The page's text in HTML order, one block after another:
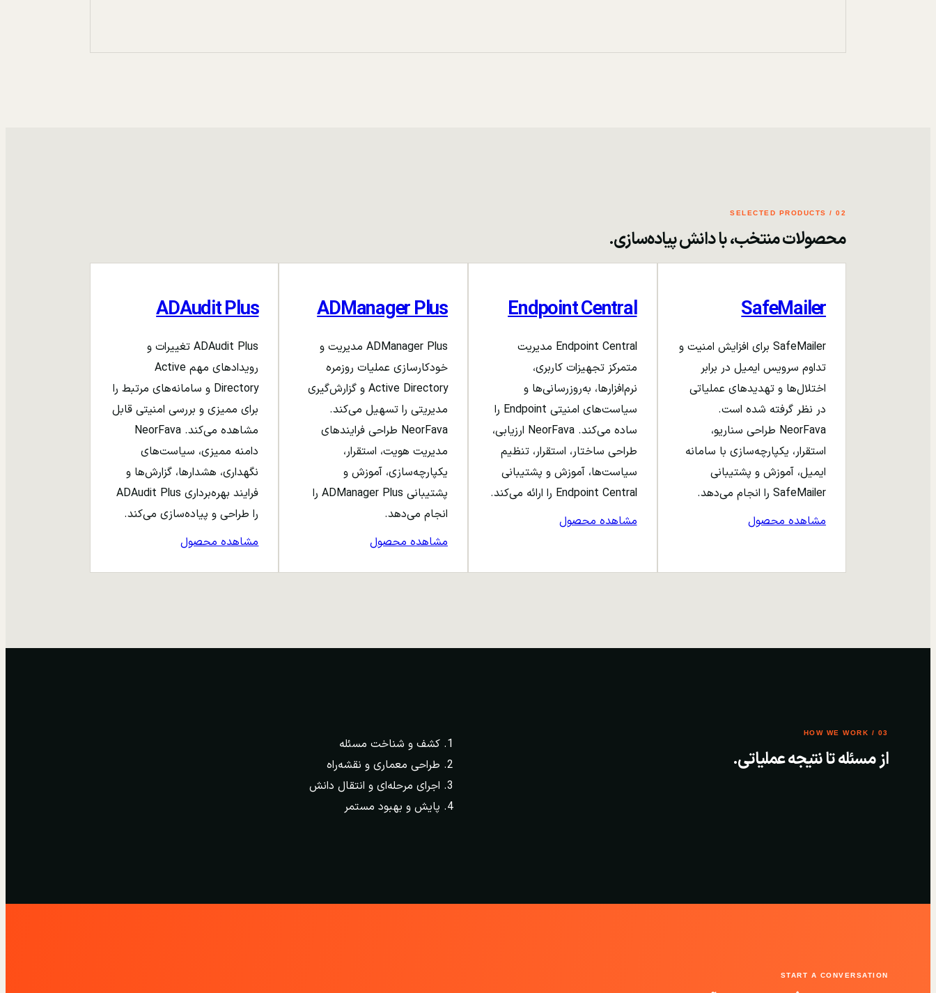
02 / SELECTED PRODUCTS
محصولات منتخب، با دانش پیاده‌سازی.
SafeMailer
SafeMailer برای افزایش امنیت و
تداوم سرویس ایمیل در برابر
اختلال‌ها و تهدیدهای عملیاتی
در نظر گرفته شده است.
NeorFava طراحی سناریو،
استقرار، یکپارچه‌سازی با سامانه
ایمیل، آموزش و پشتیبانی
SafeMailer را انجام می‌دهد.
مشاهده محصول
Endpoint Central
Endpoint Central مدیریت
متمرکز تجهیزات کاربری،
نرم‌افزارها، به‌روزرسانی‌ها و
سیاست‌های امنیتی Endpoint را
ساده می‌کند. NeorFava ارزیابی،
طراحی ساختار، استقرار، تنظیم
سیاست‌ها، آموزش و پشتیبانی
Endpoint Central را ارائه می‌کند.
مشاهده محصول
ADManager Plus
ADManager Plus مدیریت و
خودکارسازی عملیات روزمره
Active Directory و گزارش‌گیری
مدیریتی را تسهیل می‌کند.
NeorFava طراحی فرایندهای
مدیریت هویت، استقرار،
یکپارچه‌سازی، آموزش و
پشتیبانی ADManager Plus را
انجام می‌دهد.
مشاهده محصول
ADAudit Plus
ADAudit Plus تغییرات و
رویدادهای مهم Active
Directory و سامانه‌های مرتبط را
برای ممیزی و بررسی امنیتی قابل
مشاهده می‌کند. NeorFava
دامنه ممیزی، سیاست‌های
نگهداری، هشدارها، گزارش‌ها و
فرایند بهره‌برداری ADAudit Plus
را طراحی و پیاده‌سازی می‌کند.
مشاهده محصول
03 / HOW WE WORK
از مسئله تا نتیجه عملیاتی.
کشف و شناخت مسئله
طراحی معماری و نقشه‌راه
اجرای مرحله‌ای و انتقال دانش
پایش و بهبود مستمر
START A CONVERSATION